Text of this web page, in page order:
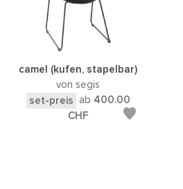
camel (kufen, stapelbar)
von segis
set-preis
ab 400.00
CHF